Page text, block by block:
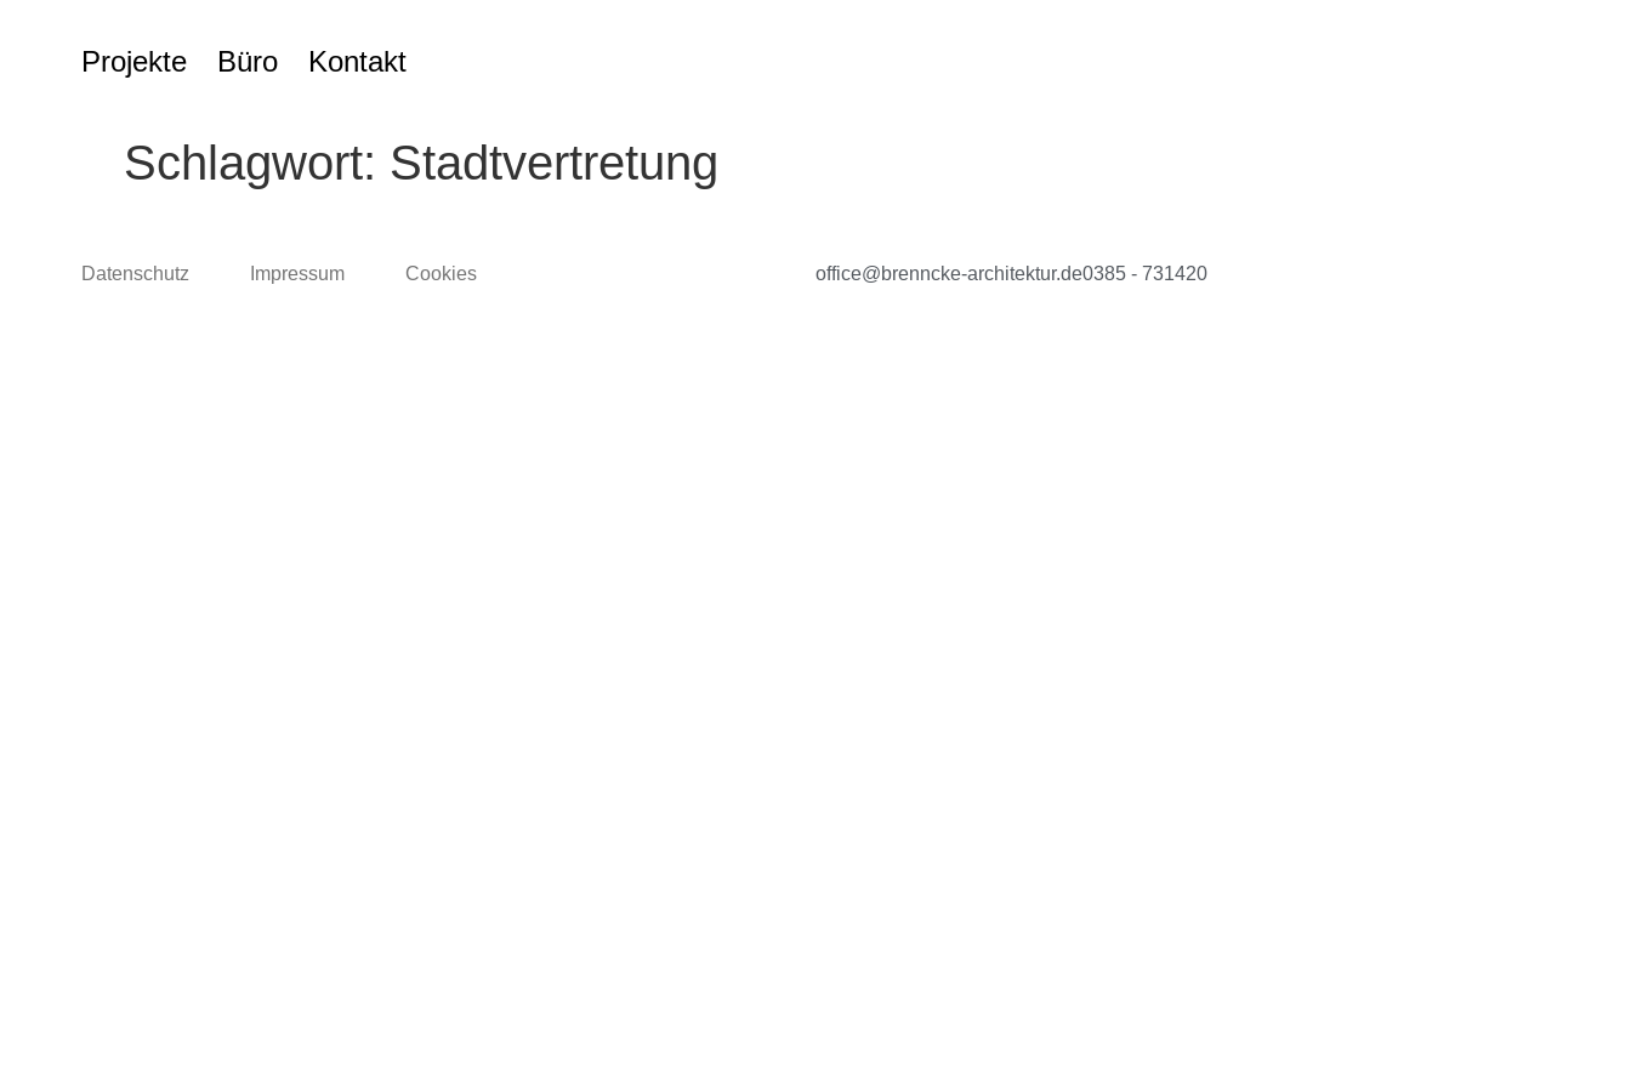
Projekte Büro Kontakt
Schlagwort: Stadtvertretung
Datenschutz Impressum Cookies office@brenncke-architektur.de0385 - 731420